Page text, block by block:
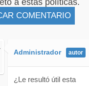
a estas políticas.
Administrador
¿Le resultó útil esta